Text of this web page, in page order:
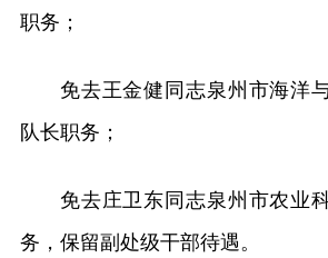
职务；
免去王金健同志泉州市海洋
队长职务；
免去庄卫东同志泉州市农业
务，保留副处级干部待遇。